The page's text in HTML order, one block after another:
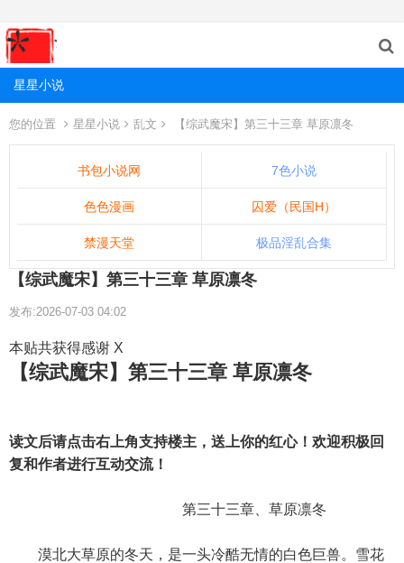
星星小说
您的位置 星星小说 乱文 【综武魔宋】第三十三章 草原凛冬
书包小说网 7色小说
色色漫画 囚爱（民国H）
禁漫天堂 极品淫乱合集
【综武魔宋】第三十三章 草原凛冬
发布:2026-07-03 04:02
本贴共获得感谢 X
【综武魔宋】第三十三章 草原凛冬
读文后请点击右上角支持楼主，送上你的红心！欢迎积极回
复和作者进行互动交流！
第三十三章、草原凛冬
漠北大草原的冬天，是一头冷酷无情的白色巨兽。雪花